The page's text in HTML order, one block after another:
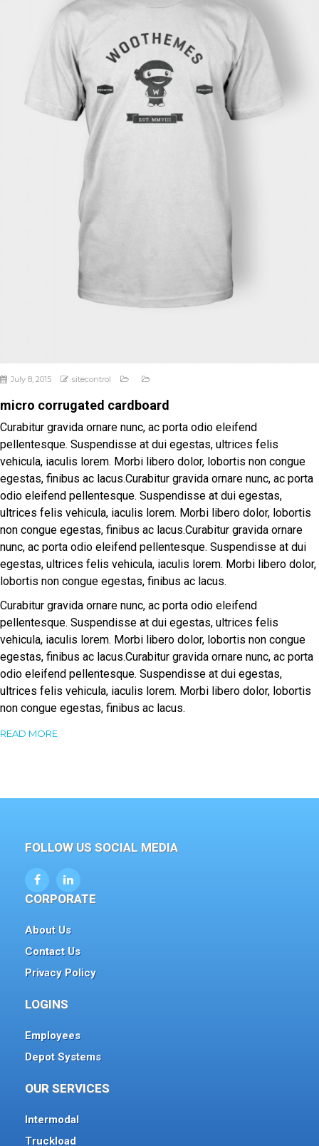
July 8, 2015 sitecontrol
micro corrugated cardboard
Curabitur gravida ornare nunc, ac porta odio eleifend
pellentesque. Suspendisse at dui egestas, ultrices felis
vehicula, iaculis lorem. Morbi libero dolor, lobortis non congue
egestas, finibus ac lacus.Curabitur gravida ornare nunc, ac porta
odio eleifend pellentesque. Suspendisse at dui egestas,
ultrices felis vehicula, iaculis lorem. Morbi libero dolor, lobortis
non congue egestas, finibus ac lacus.Curabitur gravida ornare
nunc, ac porta odio eleifend pellentesque. Suspendisse at dui
egestas, ultrices felis vehicula, iaculis lorem. Morbi libero dolor,
lobortis non congue egestas, finibus ac lacus.
Curabitur gravida ornare nunc, ac porta odio eleifend
pellentesque. Suspendisse at dui egestas, ultrices felis
vehicula, iaculis lorem. Morbi libero dolor, lobortis non congue
egestas, finibus ac lacus.Curabitur gravida ornare nunc, ac porta
odio eleifend pellentesque. Suspendisse at dui egestas,
ultrices felis vehicula, iaculis lorem. Morbi libero dolor, lobortis
non congue egestas, finibus ac lacus.
READ MORE
FOLLOW US SOCIAL MEDIA
CORPORATE
About Us
Contact Us
Privacy Policy
LOGINS
Employees
Depot Systems
OUR SERVICES
Intermodal
Truckload